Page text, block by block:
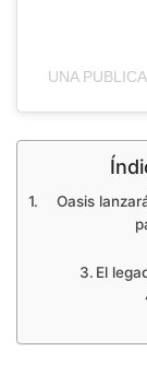
UNA
Oasis
El